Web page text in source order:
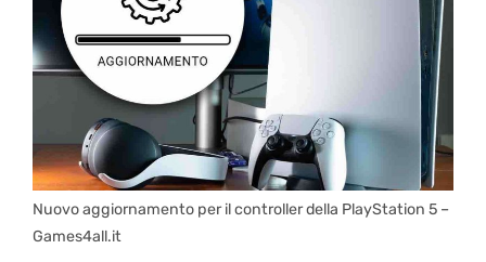
Nuovo aggiornamento per il controller della PlayStation 5 –
Games4all.it